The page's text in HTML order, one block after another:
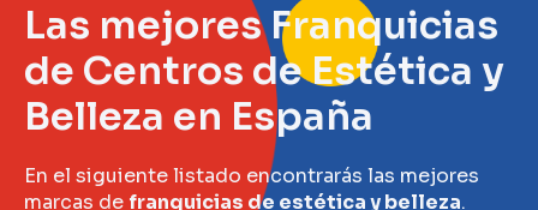
Las mejores Franquicias
de Centros de Estética y
Belleza en España
En el siguiente listado encontrarás las mejores
marcas de franquicias de estética y belleza.